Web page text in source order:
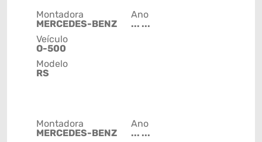
Montadora
MERCEDES-BENZ
Veículo
O-500
Modelo
RS
Ano
... ...
Montadora
MERCEDES-BENZ
Ano
... ...